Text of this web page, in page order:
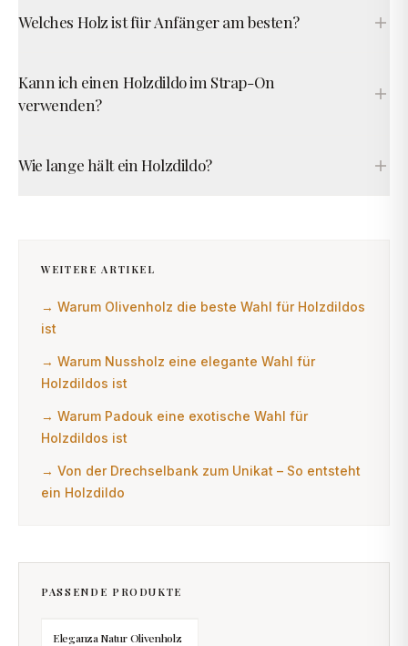
Welches Holz ist für Anfänger am besten?
Kann ich einen Holzdildo im Strap-On
verwenden?
Wie lange hält ein Holzdildo?
WEITERE ARTIKEL
→ Warum Olivenholz die beste Wahl für Holzdildos
ist
→ Warum Nussholz eine elegante Wahl für
Holzdildos ist
→ Warum Padouk eine exotische Wahl für
Holzdildos ist
→ Von der Drechselbank zum Unikat – So entsteht
ein Holzdildo
PASSENDE PRODUKTE
Eleganza Natur Olivenholz